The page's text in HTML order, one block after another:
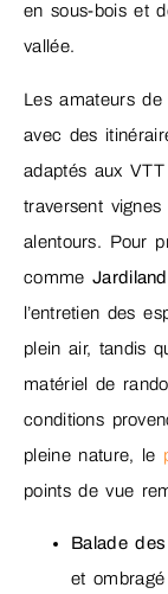
en sous-bois et
vallée.
Les amateurs
avec des
adaptés aux
traversent
alentours. Pour
comme Jardiland
l’entretien des
plein air, tandis
matériel de
conditions
pleine nature, le
points de vue
Balade
et ombragé